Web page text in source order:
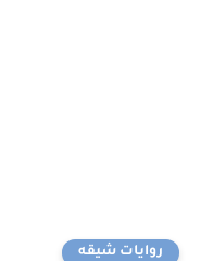
روايات شيقه